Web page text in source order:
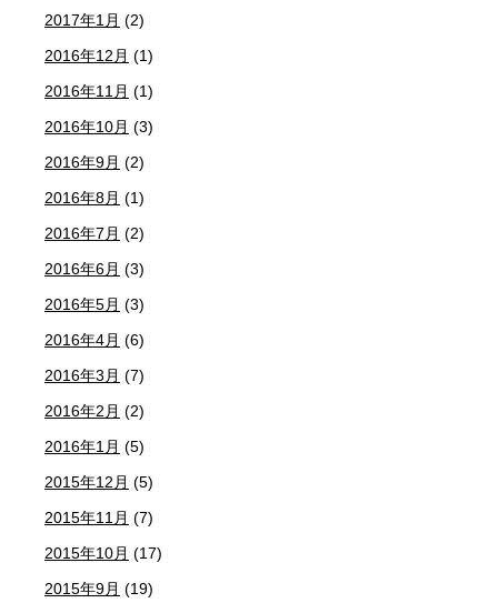
2017年1月 (2)
2016年12月 (1)
2016年11月 (1)
2016年10月 (3)
2016年9月 (2)
2016年8月 (1)
2016年7月 (2)
2016年6月 (3)
2016年5月 (3)
2016年4月 (6)
2016年3月 (7)
2016年2月 (2)
2016年1月 (5)
2015年12月 (5)
2015年11月 (7)
2015年10月 (17)
2015年9月 (19)